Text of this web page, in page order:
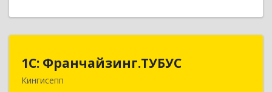
1С: Франчайзинг.ТУБУС
Кингисепп
1С: Франчайзинг.ТУБУС